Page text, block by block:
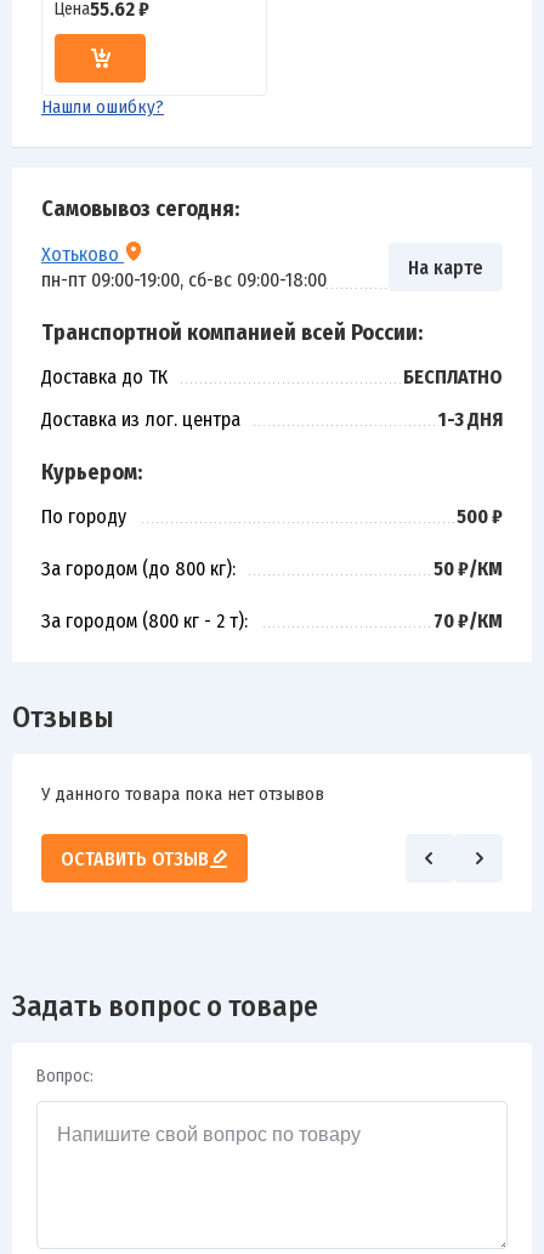
Самовывоз сегодня:
Хотьково
пн-пт 09:00-19:00, сб-вс 09:00-18:00
На карте
Транспортной компанией всей России:
Доставка до ТК
БЕСПЛАТНО
Доставка из лог. центра
1-3 ДНЯ
Курьером:
По городу 500 ₽
За городом (до 800 кг): 50 ₽/КМ
За городом (800 кг - 2 т): 70 ₽/КМ
Цена55.62 ₽
Нашли ошибку?
Отзывы
У данного товара пока нет отзывов
ОСТАВИТЬ ОТЗЫВ
Задать вопрос о товаре
Вопрос: